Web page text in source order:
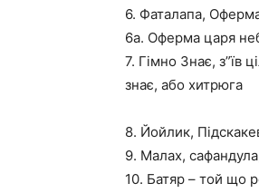
6. Фаталапа,
6а. Оферма царя
7. Гімно Знає,
знає, або хитрюга
8. Йойлик,
9. Малах,
10. Батяр – той що